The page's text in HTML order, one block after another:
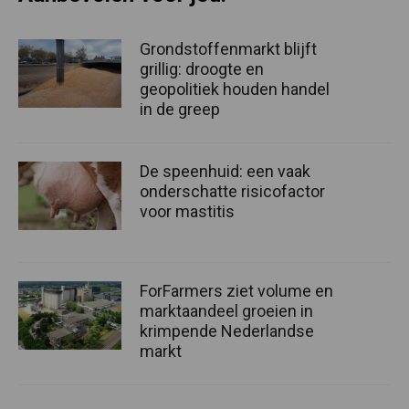
Grondstoffenmarkt blijft
grillig: droogte en
geopolitiek houden handel
in de greep
De speenhuid: een vaak
onderschatte risicofactor
voor mastitis
ForFarmers ziet volume en
marktaandeel groeien in
krimpende Nederlandse
markt